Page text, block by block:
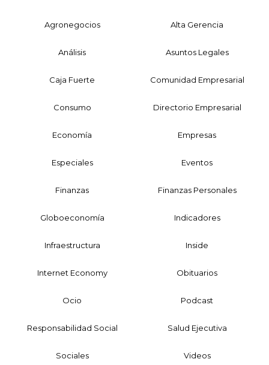
Agronegocios Alta Gerencia
Análisis Asuntos Legales
Caja Fuerte Comunidad Empresarial
Consumo Directorio Empresarial
Economía Empresas
Especiales Eventos
Finanzas Finanzas Personales
Globoeconomía Indicadores
Infraestructura Inside
Internet Economy Obituarios
Ocio Podcast
Responsabilidad Social Salud Ejecutiva
Sociales Videos